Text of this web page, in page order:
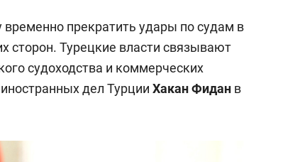
прекратить удары по судам в
сторон. Турецкие власти связывают
судоходства и коммерческих
дел Турции Хакан Фидан в